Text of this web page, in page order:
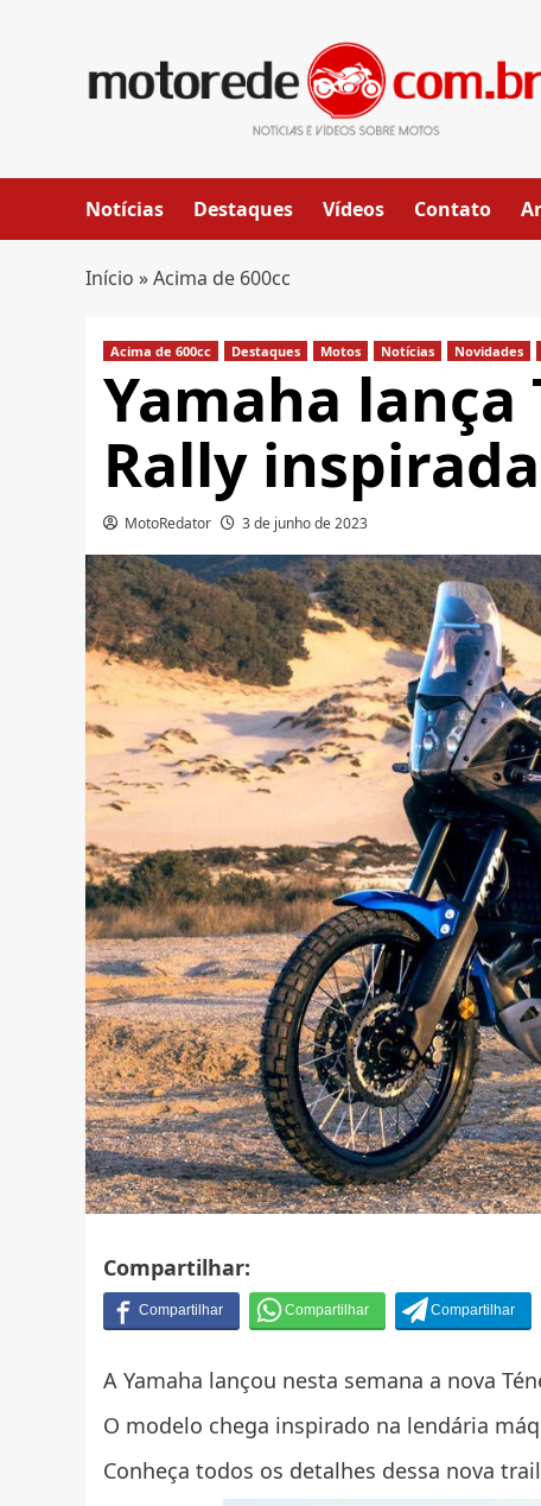
Notícias Destaques Vídeos Contato
Início »Acima de 600cc
Acima de 600cc Destaques Motos Notícias Novidades
Yamaha lança
Rally
MotoRedator 3 de junho de 2023
Compartilhar:
A Yamaha lançou nesta semana a nova
O modelo chega inspirado na lendária
Conheça todos os detalhes dessa nova